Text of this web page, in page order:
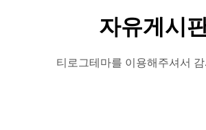
자유게시
티로그테마를 이용해주셔서